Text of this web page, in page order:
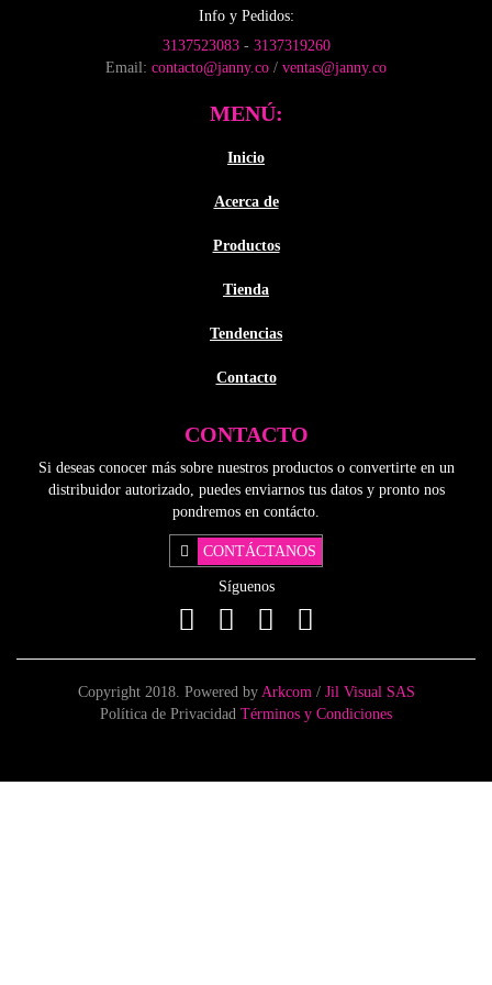
Info y Pedidos:
3137523083- 3137319260
Email: contacto@janny.co / ventas@janny.co
MENÚ:
Inicio
Acerca de
Productos
Tienda
Tendencias
Contacto
CONTACTO
Si deseas conocer más sobre nuestros productos o convertirte en un
distribuidor autorizado, puedes enviarnos tus datos y pronto nos
pondremos en contácto.
CONTÁCTANOS
Síguenos
Copyright 2018. Powered by Arkcom / Jil Visual SAS
Política de Privacidad Términos y Condiciones